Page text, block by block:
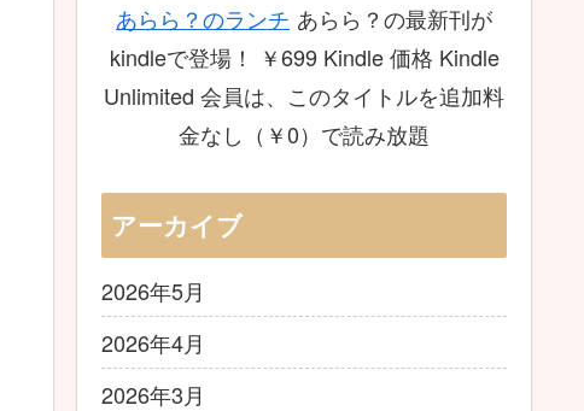
あらら？のランチ あらら？の最新刊が
kindleで登場！ ￥699 Kindle 価格 Kindle
Unlimited 会員は、このタイトルを追加料
金なし（￥0）で読み放題
アーカイブ
2026年5月
2026年4月
2026年3月